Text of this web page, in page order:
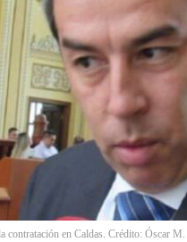
contratación en Caldas. Crédito: Óscar M.